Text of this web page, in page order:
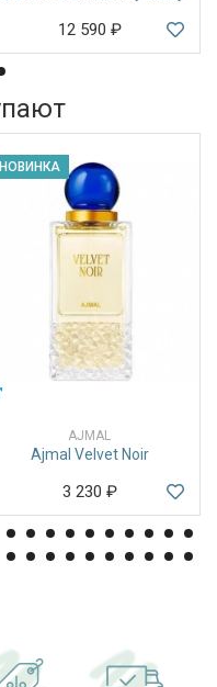
12 590 ₽
НОВИНКА
AJMAL
Ajmal Velvet Noir
3 230 ₽